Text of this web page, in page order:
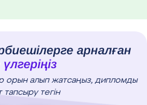
арналған
орын алып жатсаңыз, дипломды
тегін